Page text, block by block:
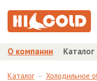
О компании Каталог
Каталог Холодильное